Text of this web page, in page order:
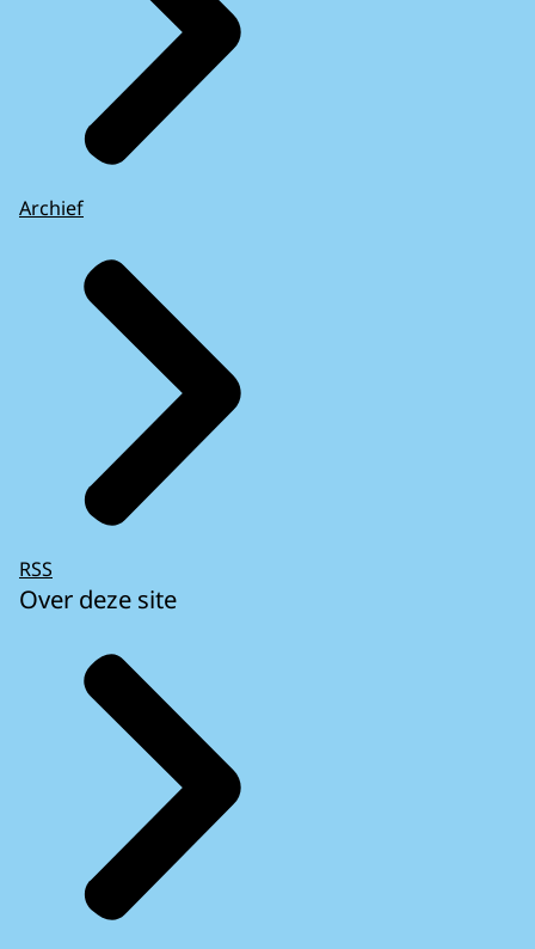
Archief
RSS
Over deze site